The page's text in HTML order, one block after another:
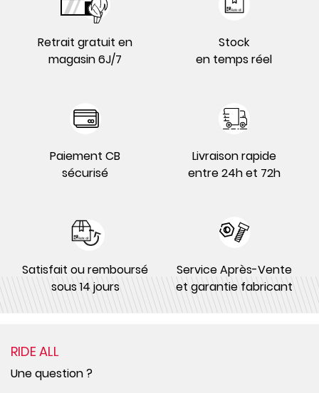
Retrait gratuit en
magasin 6J/7
Stock
en temps réel
Paiement CB
sécurisé
Livraison rapide
entre 24h et 72h
Satisfait ou remboursé
sous 14 jours
Service Après-Vente
et garantie fabricant
RIDE ALL
Une question ?